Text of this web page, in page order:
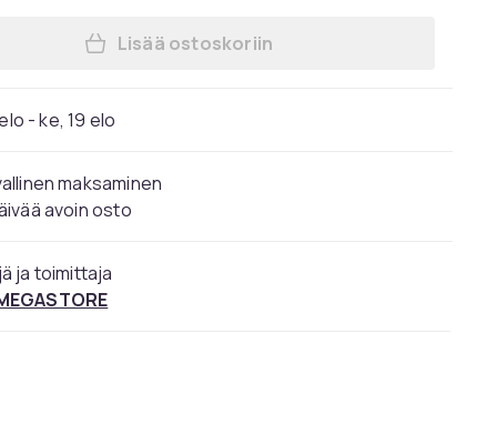
Lisää Makitan ruohonleikkurilanka
Lisää ostoskoriin
- ke, 19 elo
maksaminen
avoin osto
ja toimittaja